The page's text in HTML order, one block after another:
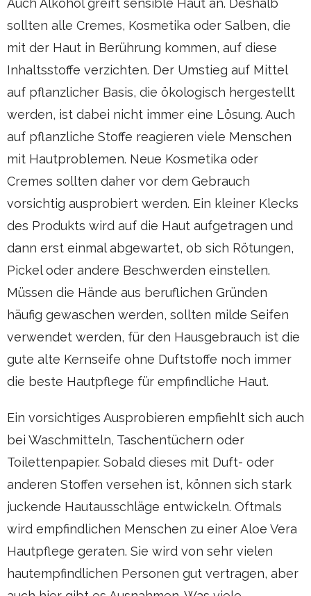
Auch Alkohol greift sensible Haut an. Deshalb
sollten alle Cremes, Kosmetika oder Salben, die
mit der Haut in Berührung kommen, auf diese
Inhaltsstoffe verzichten. Der Umstieg auf Mittel
auf pflanzlicher Basis, die ökologisch hergestellt
werden, ist dabei nicht immer eine Lösung. Auch
auf pflanzliche Stoffe reagieren viele Menschen
mit Hautproblemen. Neue Kosmetika oder
Cremes sollten daher vor dem Gebrauch
vorsichtig ausprobiert werden. Ein kleiner Klecks
des Produkts wird auf die Haut aufgetragen und
dann erst einmal abgewartet, ob sich Rötungen,
Pickel oder andere Beschwerden einstellen.
Müssen die Hände aus beruflichen Gründen
häufig gewaschen werden, sollten milde Seifen
verwendet werden, für den Hausgebrauch ist die
gute alte Kernseife ohne Duftstoffe noch immer
die beste Hautpflege für empfindliche Haut.
Ein vorsichtiges Ausprobieren empfiehlt sich auch
bei Waschmitteln, Taschentüchern oder
Toilettenpapier. Sobald dieses mit Duft- oder
anderen Stoffen versehen ist, können sich stark
juckende Hautausschläge entwickeln. Oftmals
wird empfindlichen Menschen zu einer Aloe Vera
Hautpflege geraten. Sie wird von sehr vielen
hautempfindlichen Personen gut vertragen, aber